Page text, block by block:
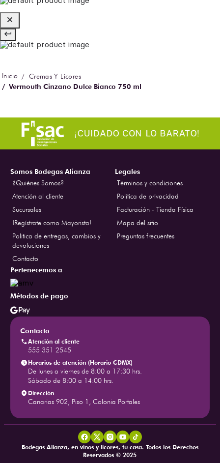
Cremas Y Licores
Vermouth Cinzano Dulce Bianco 750 ml
Somos Bodegas Alianza
¿Quiénes Somos?
Atención al cliente
Sucursales
¡Regístrate como Mayorista!
Politica de entregas, cambios y
devoluciones
Contacto
Legales
Términos y condiciones
Política de privacidad
Facturación - Tienda Física
Mapa del sitio
Preguntas frecuentes
Pertenecemos a
Métodos de pago
Contacto
Atención al cliente
555 351 2545
Horarios de atención (Horario CDMX)
De lunes a viernes de 8:00 a 17:30 hrs.
Sábado de 8:00 a 14:00 hrs.
Dirección
Canarias 902, Piso 1, Colonia Portales
Bodegas Alianza, en vinos y licores, tu casa. Todos los Derechos
Reservados © 2025